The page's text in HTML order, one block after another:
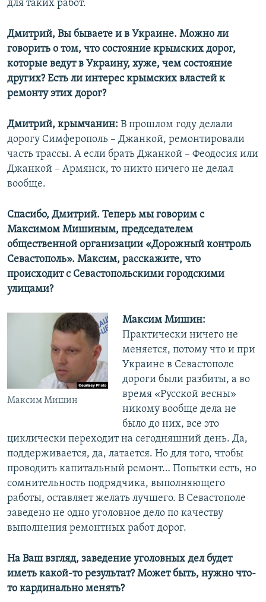
для таких работ.
Дмитрий, Вы бываете и в Украине. Можно ли
говорить о том, что состояние крымских дорог,
которые ведут в Украину, хуже, чем состояние
других? Есть ли интерес крымских властей к
ремонту этих дорог?
Дмитрий, крымчанин: В прошлом году делали
дорогу Симферополь – Джанкой, ремонтировали
часть трассы. А если брать Джанкой – Феодосия или
Джанкой – Армянск, то никто ничего не делал
вообще.
Спасибо, Дмитрий. Теперь мы говорим с
Максимом Мишиным, председателем
общественной организации «Дорожный контроль
Севастополь». Максим, расскажите, что
происходит с Севастопольскими городскими
улицами?
Максим Мишин
Максим Мишин:
Практически ничего не
меняется, потому что и при
Украине в Севастополе
дороги были разбиты, а во
время «Русской весны»
никому вообще дела не
было до них, все это
циклически переходит на сегодняшний день. Да,
поддерживается, да, латается. Но для того, чтобы
проводить капитальный ремонт… Попытки есть, но
сомнительность подрядчика, выполняющего
работы, оставляет желать лучшего. В Севастополе
заведено не одно уголовное дело по качеству
выполнения ремонтных работ дорог.
На Ваш взгляд, заведение уголовных дел будет
иметь какой-то результат? Может быть, нужно что-
то кардинально менять?